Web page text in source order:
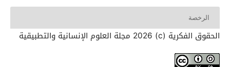
الرخصة
الحقوق الفكرية (c) 2026 مجلة العلوم الإنسانية والتطبيقية